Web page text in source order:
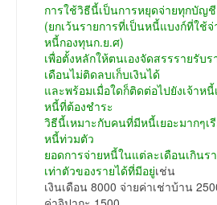
การใช้วิธีนี้เป็นการหยุดจ่ายทุกบัญชี
(ยกเว้นรายการที่เป็นหนี้แบงก์ที่ใช้จ่
หนี้กองทุนก.ย.ศ)
เพื่อตั้งหลักให้ตนเองจัดสรรรายรับ
เดือนไม่ติดลบเก็บเงินได้
และพร้อมเมื่อใดก็ติดต่อไปยังเจ้าหนี้
หนี้ที่ต้องชำระ
วิธีนี้เหมาะกับคนที่มีหนี้เยอะมากๆเ
หนี้ท่วมตัว
ยอดการจ่ายหนี้ในแต่ละเดือนเกินร
เท่าตัวของรายได้ที่มีอยู่เช่น
เงินเดือน 8000 จ่ายค่าเช่าบ้าน